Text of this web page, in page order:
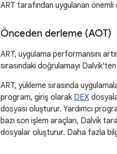
ART tarafından uygulanan önemli
Önceden derleme (AOT)
ART, uygulama performansını
sırasındaki doğrulamayı
ART, yükleme sırasında
program, giriş olarak DEX
dosyası oluşturur. Yardımcı
bazı son işlem araçları, Dalvik
dosyalar oluşturur. Daha fazla